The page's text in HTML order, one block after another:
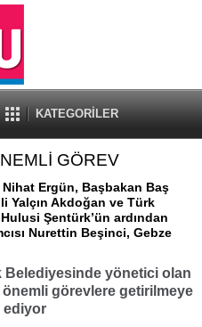
KATEGORİLER
GÖREV
Ergün, Başbakan Baş
Yalçın Akdoğan ve Türk
Şentürk’ün ardından
Nurettin Beşinci, Gebze
Belediyesinde yönetici olan
önemli görevlere getirilmeye
ediyor